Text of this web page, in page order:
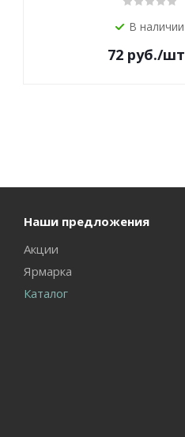
В наличии
72руб./шт
Наши предложения
Акции
Ярмарка
Каталог